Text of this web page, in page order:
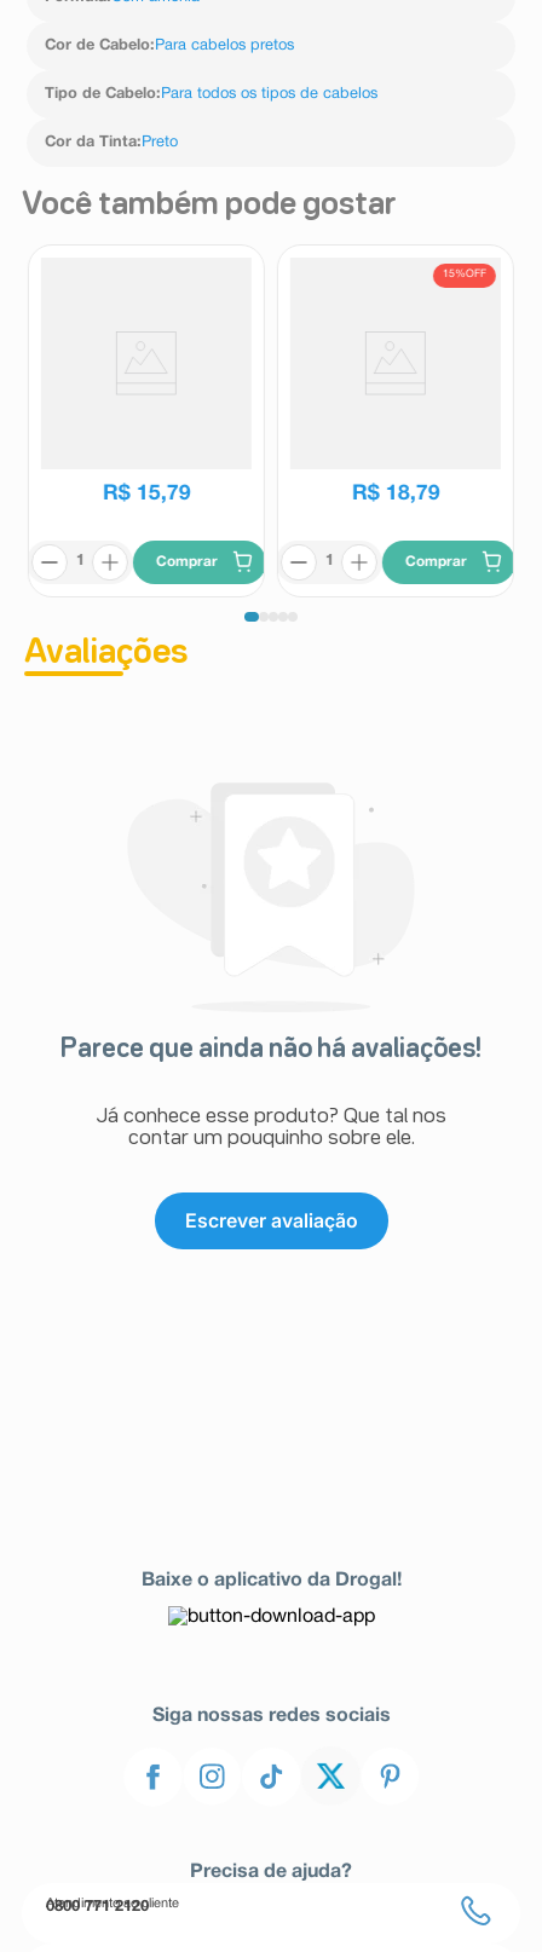
Cor de Cabelo: Para cabelos pretos
Tipo de Cabelo: Para todos os tipos de cabelos
Cor da Tinta: Preto
Você também pode gostar
R$ 15,79
Comprar
15%OFF
R$ 18,79
Comprar
Avaliações
Parece que ainda não há avaliações!
Já conhece esse produto? Que tal nos
contar um pouquinho sobre ele.
Escrever avaliação
Baixe o aplicativo da Drogal!
Siga nossas redes sociais
Precisa de ajuda?
Atendimento ao cliente
0800 771 2120